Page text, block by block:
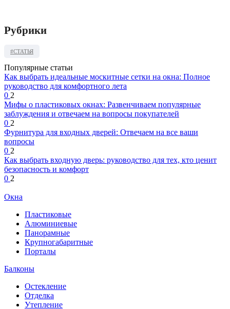
Рубрики
#СТАТЬЯ
Популярные статьи
Как выбрать идеальные москитные сетки на окна: Полное
руководство для комфортного лета
0 2
Мифы о пластиковых окнах: Развенчиваем популярные
заблуждения и отвечаем на вопросы покупателей
0 2
Фурнитура для входных дверей: Отвечаем на все ваши
вопросы
0 2
Как выбрать входную дверь: руководство для тех, кто ценит
безопасность и комфорт
0 2
Окна
Пластиковые
Алюминиевые
Панорамные
Крупногабаритные
Порталы
Балконы
Остекление
Отделка
Утепление